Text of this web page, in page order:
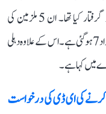
پولیس نے کوچنگ سینٹر کے مالک اور کوآرڈینیٹر کو گرفتار کیا تھا۔ ان 5 ملزمین کی
گرفتاری کے بعد اس معاملے میں گرفتار ملزمین کی تعداد 7 ہو گئی ہے۔ اس کے علاوہ دہلی
میں کہا ہے۔
کی ای ڈی کی درخواست